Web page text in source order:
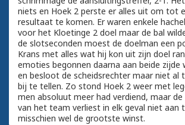
niets en Hoek 2 perste er alles uit om tot
resultaat te komen. Er waren enkele
voor het Kloetinge 2 doel maar de bal
de slotseconden moest de doelman een
Krans met alles wat hij kon uit zijn doel
emoties begonnen daarna aan beide zijde
en besloot de scheidsrechter maar niet al
bij te tellen. Zo stond Hoek 2 weer met
men absoluut meer had verdiend, maar
van het team verliest in elk geval niet aan
misschien wel de grootste winst.